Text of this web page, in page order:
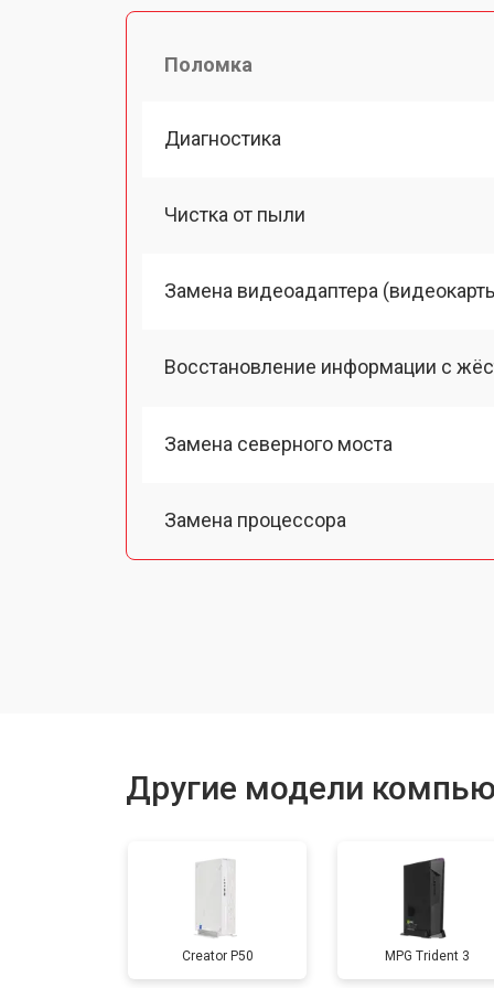
Поломка
Диагностика
Чистка от пыли
Замена видеоадаптера
Восстановление информации с
Замена северного моста
Замена процессора
Замена материнской платы
Замена звуковой платы
Другие модели
Creator P50 MPG Trident 3